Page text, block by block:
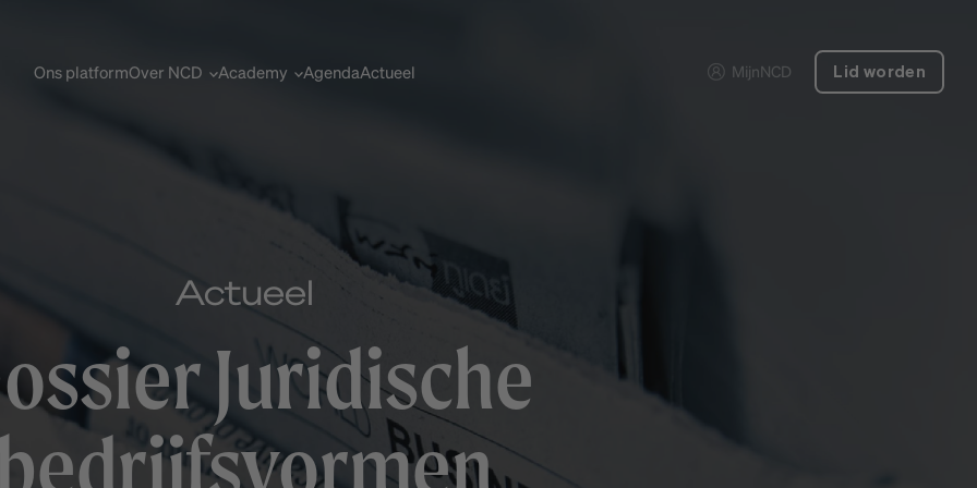
Ons platformOver NCD Academy AgendaActueel MijnNCD Lid worden
Actueel
Juridische